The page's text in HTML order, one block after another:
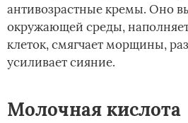
антивозрастные кремы. Оно
окружающей среды,
клеток, смягчает морщины,
усиливает сияние.
Молочная кислота